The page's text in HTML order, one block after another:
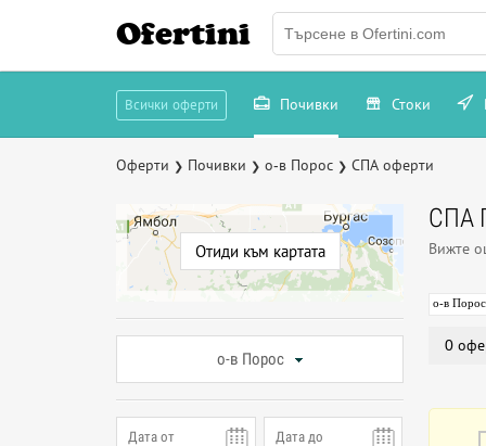
Ofertini
Всички оферти Почивки Стоки
Оферти ❯ Почивки ❯ о-в Порос ❯ СПА оферти
Отиди към картата
о-в Порос
СПА
Вижте
о-в Порос
0